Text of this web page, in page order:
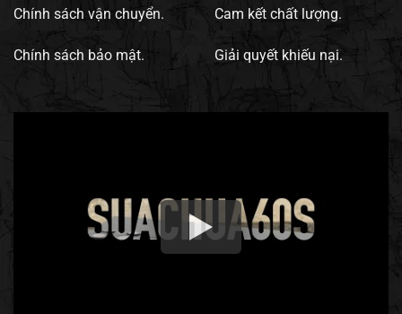
Chính sách vận chuyển.
Chính sách bảo mật.
Cam kết chất lượng.
Giải quyết khiếu nại.